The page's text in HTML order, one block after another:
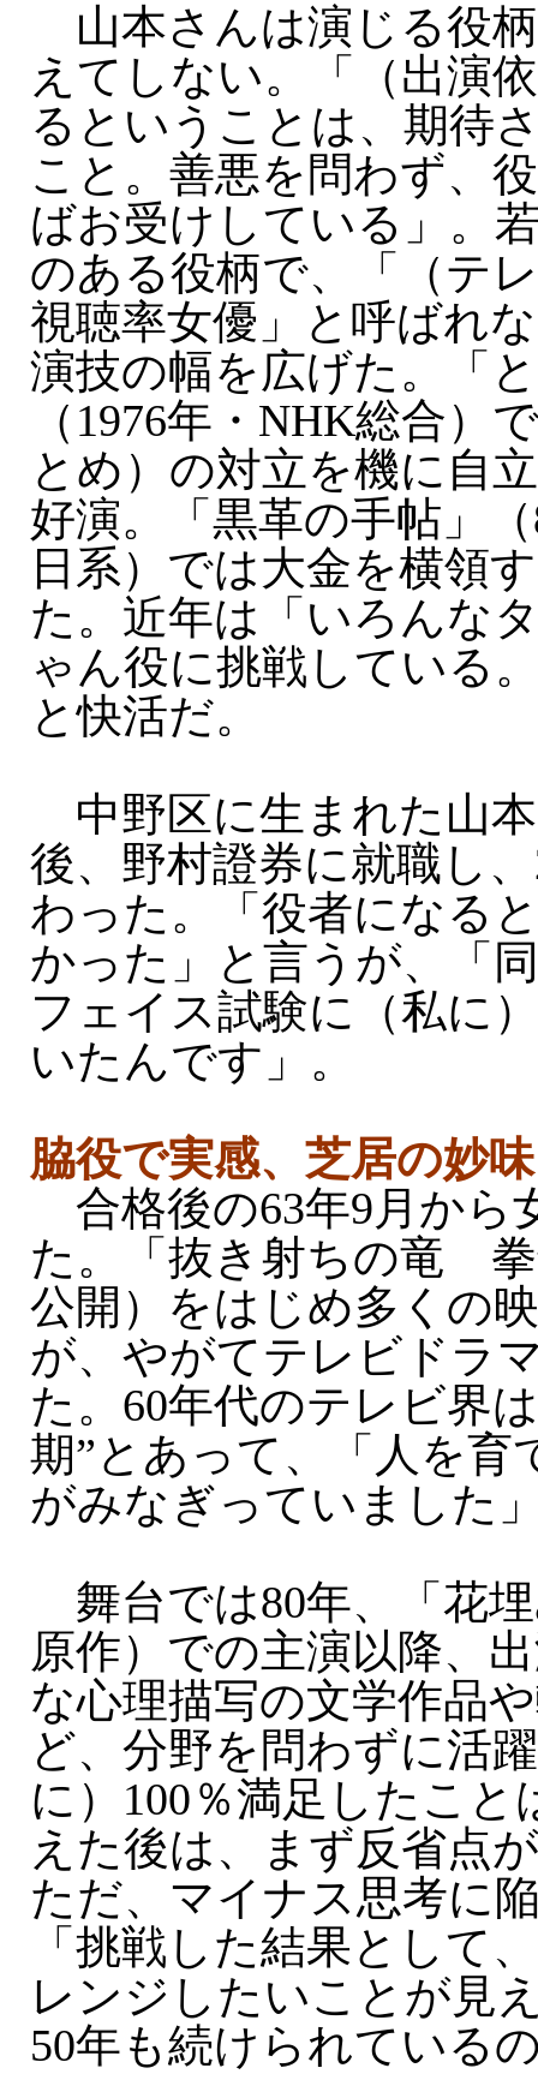
山本さんは演じる役
えてしない。「（出演
るということは、期待
こと。善悪を問わず、
ばお受けしている」。
のある役柄で、「（テ
視聴率女優」と呼ばれ
演技の幅を広げた。「
（1976年・NHK総合）
とめ）の対立を機に自
好演。「黒革の手帖」
日系）では大金を横領
た。近年は「いろんな
ゃん役に挑戦している
と快活だ。
中野区に生まれた山
後、野村證券に就職し
わった。「役者になる
かった」と言うが、「
フェイス試験に（私に
いたんです」。
脇役で実感、芝居の妙味
合格後の63年9月から
た。「抜き射ちの竜 拳
公開）をはじめ多くの
が、やがてテレビドラ
た。60年代のテレビ界
期”とあって、「人を育
がみなぎっていました
舞台では80年、「花
原作）での主演以降、
な心理描写の文学作品
ど、分野を問わずに活
に）100％満足したこと
えた後は、まず反省点
ただ、マイナス思考に
「挑戦した結果として
レンジしたいことが見
50年も続けられている